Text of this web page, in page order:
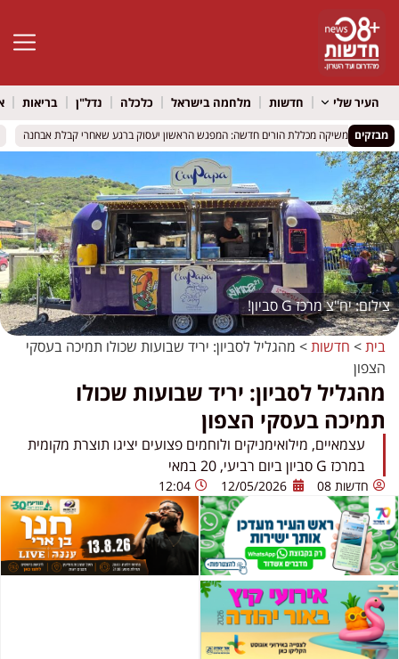
פתח
העיר שלי חדשות מלחמה בישראל כלכלה נדל"ן בריאות
מבזקים
מונוסון משיקה מכללת הורים חדשה: המפגש הראשון יעסוק ברגע שאחרי קבלת אבחנה
מונוסון משיקה מכללת הורים חדשה: המפגש הראשון יעסוק ברגע שאחרי קבלת אבחנה
יח"צ מרכז G סביון!
בית> חדשות> מהגליל לסביון: יריד שבועות שכולו תמיכה בעסקי
הצפון
מהגליל לסביון: יריד שבועות שכולו
תמיכה בעסקי הצפון
עצמאיים, מילואימניקים ולוחמים פצועים יציגו תוצרת מקומית
במרכז G סביון ביום רביעי, 20 במאי
חדשות 08 12/05/2026
12:04